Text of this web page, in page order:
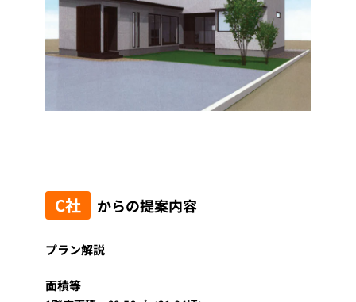
C社 からの提案内容
プラン解説
面積等